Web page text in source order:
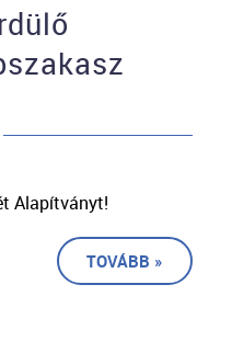
Alapítványt!
TOVÁBB »